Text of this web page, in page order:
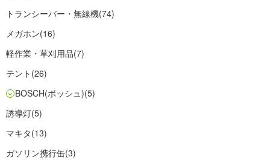
トランシーバー・無線機(74)
メガホン(16)
軽作業・草刈用品(7)
テント (26)
BOSCH(ボッシュ)(5)
誘導灯(5)
マキタ(13)
ガソリン携行缶(3)